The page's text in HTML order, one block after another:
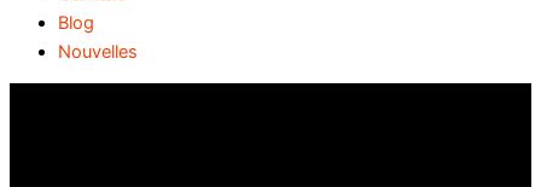
Blog
Nouvelles